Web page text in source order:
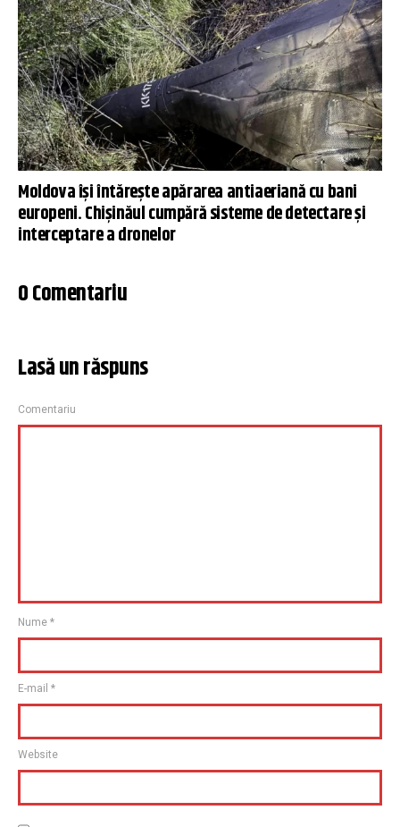
Moldova își întărește apărarea antiaeriană cu bani
europeni. Chișinăul cumpără sisteme de detectare și
interceptare a dronelor
0 Comentariu
Lasă un răspuns
Comentariu
Nume *
E-mail *
Website